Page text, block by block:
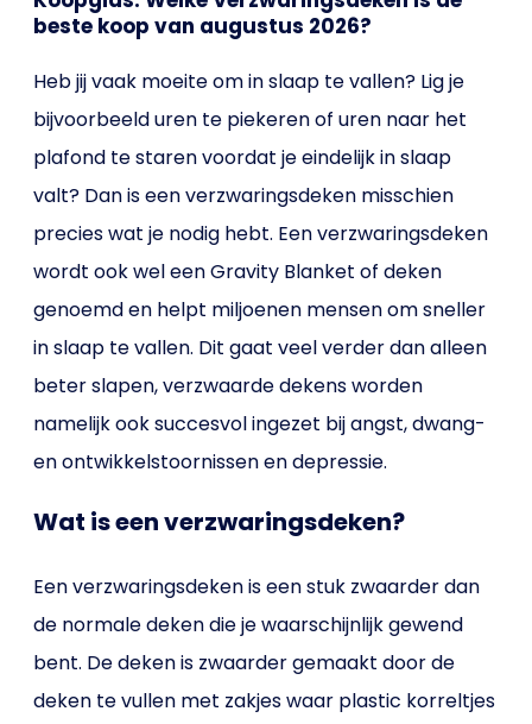
beste koop van augustus 2026?
Heb jij vaak moeite om in slaap te vallen? Lig je
bijvoorbeeld uren te piekeren of uren naar het
plafond te staren voordat je eindelijk in slaap
valt? Dan is een verzwaringsdeken misschien
precies wat je nodig hebt. Een verzwaringsdeken
wordt ook wel een Gravity Blanket of deken
genoemd en helpt miljoenen mensen om sneller
in slaap te vallen. Dit gaat veel verder dan alleen
beter slapen, verzwaarde dekens worden
namelijk ook succesvol ingezet bij angst, dwang-
en ontwikkelstoornissen en depressie.
Wat is een verzwaringsdeken?
Een verzwaringsdeken is een stuk zwaarder dan
de normale deken die je waarschijnlijk gewend
bent. De deken is zwaarder gemaakt door de
deken te vullen met zakjes waar plastic korreltjes